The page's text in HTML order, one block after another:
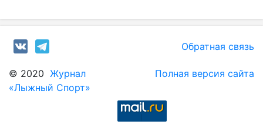
Обратная связь
© 2020 Журнал
«Лыжный Спорт»
Полная версия сайта